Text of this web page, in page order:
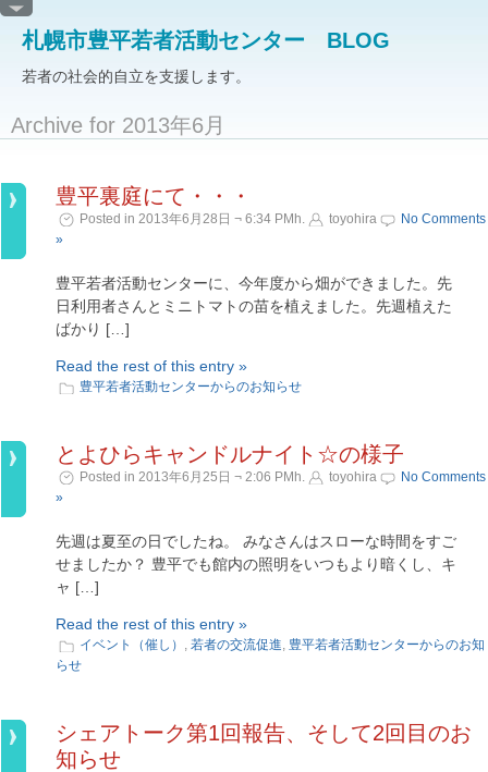
札幌市豊平若者活動センター BLOG
若者の社会的自立を支援します。
Archive for 2013年6月
豊平裏庭にて・・・
Posted in 2013年6月28日 ¬ 6:34 PMh. toyohira
No Comments
»
豊平若者活動センターに、今年度から畑ができました。先
日利用者さんとミニトマトの苗を植えました。先週植えた
ばかり […]
Read the rest of this entry »
豊平若者活動センターからのお知らせ
とよひらキャンドルナイト☆の様子
Posted in 2013年6月25日 ¬ 2:06 PMh. toyohira
No Comments
»
先週は夏至の日でしたね。 みなさんはスローな時間をすご
せましたか？ 豊平でも館内の照明をいつもより暗くし、キ
ャ […]
Read the rest of this entry »
イベント（催し） , 若者の交流促進, 豊平若者活動センターからのお知
らせ
シェアトーク第1回報告、そして2回目のお
知らせ